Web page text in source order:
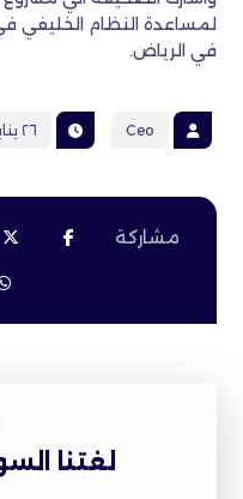
لمساعدة النظام الخليفي
في الرياض.
Ceo ٢٦ يناير، ٢٠١٥
لغتنا